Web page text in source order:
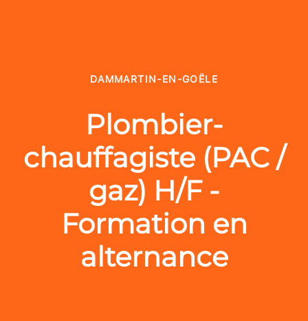
DAMMARTIN-EN-GOËLE
Plombier-
chauffagiste (PAC /
gaz) H/F -
Formation en
alternance